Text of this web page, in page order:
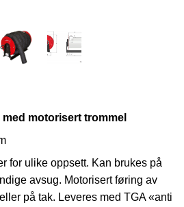
motorisert trommel
for ulike oppsett. Kan brukes på
avsug. Motorisert føring av
på tak. Leveres med TGA «anti